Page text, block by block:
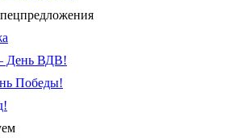
День ВДВ!
Победы!